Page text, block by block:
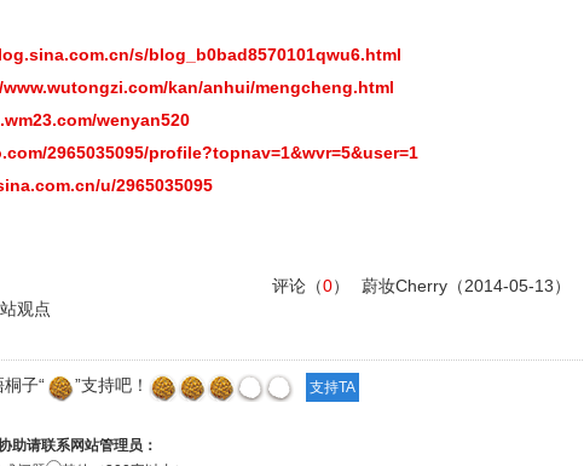
s/blog_b0bad8570101qwu6.html
kan/anhui/mengcheng.html
wenyan520
2965035095/profile?topnav=1&wvr=5&user=1
u/2965035095
蔚妆Cherry （2014-05-13）
评论（0）
观点
子“
”支持吧！
助请联系网站管理员：